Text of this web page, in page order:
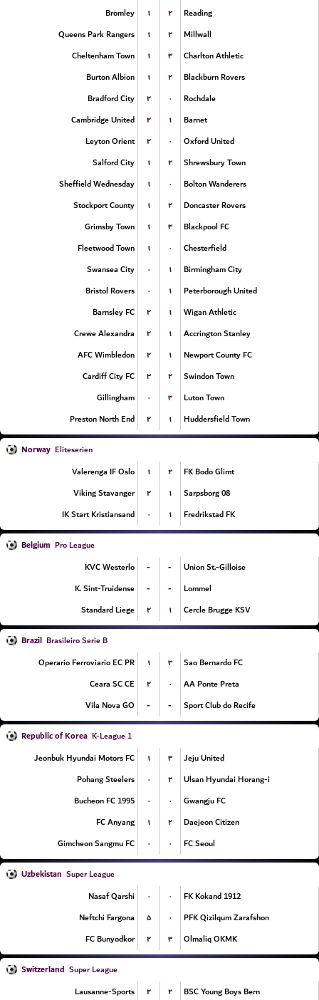
Bromley
۱ ۲
Reading
Queens Park Rangers
۱ ۲
Millwall
Cheltenham Town
۱ ۳
Charlton Athletic
Burton Albion
۱ ۲
Blackburn Rovers
Bradford City
۲ ۰
Rochdale
Cambridge United
۲ ۱
Barnet
Leyton Orient
۲ ۰
Oxford United
Salford City
۱ ۲
Shrewsbury Town
Sheffield Wednesday
۱ ۰
Bolton Wanderers
Stockport County
۱ ۲
Doncaster Rovers
Grimsby Town
۱ ۳
Blackpool FC
Fleetwood Town
۱ ۰
Chesterfield
Swansea City
۰ ۱
Birmingham City
Bristol Rovers
۰ ۱
Peterborough United
Barnsley FC
۲ ۱
Wigan Athletic
Crewe Alexandra
۲ ۱
Accrington Stanley
AFC Wimbledon
۲ ۱
Newport County FC
Cardiff City FC
۳ ۲
Swindon Town
Gillingham
۰ ۳
Luton Town
Preston North End
۲ ۱ Huddersfield Town
Norway Eliteserien
Valerenga IF Oslo
۱ ۲
FK Bodo Glimt
Viking Stavanger
۲ ۱
Sarpsborg 08
IK Start Kristiansand
۰ ۱ Fredrikstad FK
Belgium Pro League
KVC Westerlo
- -
Union St.-Gilloise
K. Sint-Truidense
- -
Lommel
Standard Liege
۲ ۱ Cercle Brugge KSV
Brazil Brasileiro Serie B
Operario Ferroviario EC PR
۱ ۳
Sao Bernardo FC
Ceara SC CE
۲ ۰
AA Ponte Preta
Vila Nova GO
- - Sport Club do Recife
Republic of Korea K-League 1
Jeonbuk Hyundai Motors FC
۱ ۳
Jeju United
Pohang Steelers
۰ ۲
Ulsan Hyundai Horang-i
Bucheon FC 1995
۰ ۰
Gwangju FC
FC Anyang
۱ ۲
Daejeon Citizen
Gimcheon Sangmu FC
۰ ۰ FC Seoul
Uzbekistan Super League
Nasaf Qarshi
۰ ۰
FK Kokand 1912
Neftchi Fargona
۵ ۰
PFK Qizilqum Zarafshon
FC Bunyodkor
۲ ۳ Olmaliq OKMK
Switzerland Super League
Lausanne-Sports
۲ ۲
BSC Young Boys Bern